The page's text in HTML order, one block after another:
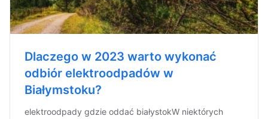
Dlaczego w 2023 warto wykonać
odbiór elektroodpadów w
Białymstoku?
elektroodpady gdzie oddać białystokW niektórych